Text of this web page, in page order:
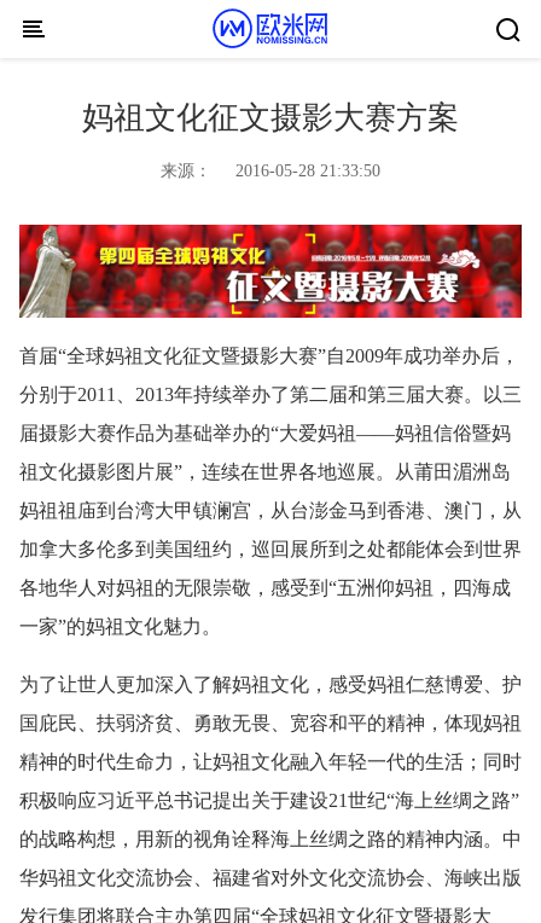
Skip to content
妈祖文化征文摄影大赛方案
来源： 2016-05-28 21:33:50
首届“全球妈祖文化征文暨摄影大赛”自2009年成功举办后，
分别于2011、2013年持续举办了第二届和第三届大赛。以三
届摄影大赛作品为基础举办的“大爱妈祖——妈祖信俗暨妈
祖文化摄影图片展”，连续在世界各地巡展。从莆田湄洲岛
妈祖祖庙到台湾大甲镇澜宫，从台澎金马到香港、澳门，从
加拿大多伦多到美国纽约，巡回展所到之处都能体会到世界
各地华人对妈祖的无限崇敬，感受到“五洲仰妈祖，四海成
一家”的妈祖文化魅力。
为了让世人更加深入了解妈祖文化，感受妈祖仁慈博爱、护
国庇民、扶弱济贫、勇敢无畏、宽容和平的精神，体现妈祖
精神的时代生命力，让妈祖文化融入年轻一代的生活；同时
积极响应习近平总书记提出关于建设21世纪“海上丝绸之路”
的战略构想，用新的视角诠释海上丝绸之路的精神内涵。中
华妈祖文化交流协会、福建省对外文化交流协会、海峡出版
发行集团将联合主办第四届“全球妈祖文化征文暨摄影大